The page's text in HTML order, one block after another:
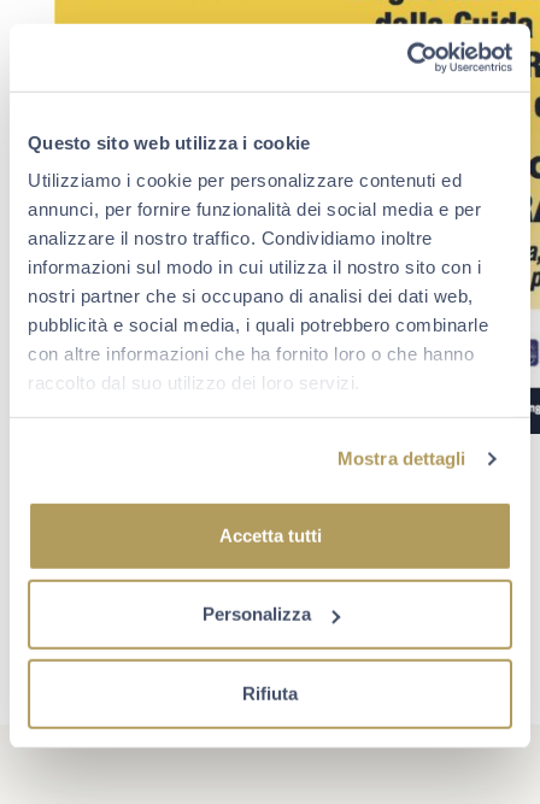
Questo sito web utilizza i cookie
Utilizziamo i cookie per personalizzare contenuti ed
annunci, per fornire funzionalità dei social media e per
analizzare il nostro traffico. Condividiamo inoltre
informazioni sul modo in cui utilizza il nostro sito con i
nostri partner che si occupano di analisi dei dati web,
pubblicità e social media, i quali potrebbero combinarle
con altre informazioni che ha fornito loro o che hanno
raccolto dal suo utilizzo dei loro servizi.
Mostra dettagli
Accetta tutti
Personalizza
Rifiuta